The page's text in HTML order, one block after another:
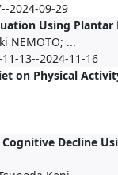
2024-09-29
Using
NEMOTO; ...
13--2024-11-16
on Physical
Decline